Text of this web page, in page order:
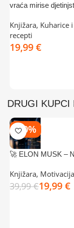
vraća mirise
Knjižara, Kuharice
recepti
€
DRUGI KUPCI
-50%
🚀 ELON MUSK –
Knjižara,
39,99€19,99€